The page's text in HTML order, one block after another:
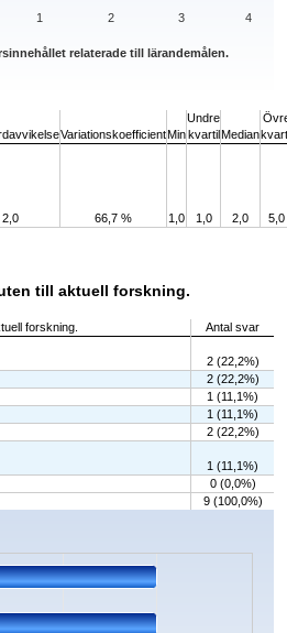
relaterade till lärandemålen.
1 2 3 4
VariationskoefficientMin
Undre
kvartil Median
2,0 66,7 % 1,0 1,0 2,0 5,0
till aktuell forskning.
forskning.
Antal svar
2 (22,2%)
2 (22,2%)
1 (11,1%)
1 (11,1%)
2 (22,2%)
1 (11,1%)
0 (0,0%)
9 (100,0%)
Data ranges from 0 to 2.